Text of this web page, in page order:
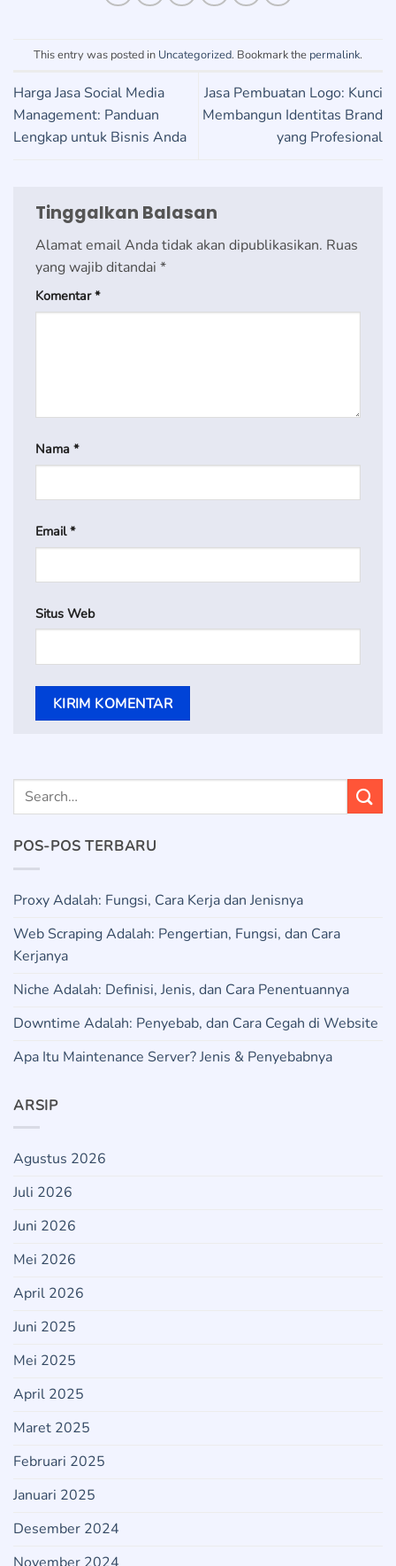
This entry was posted in Uncategorized. Bookmark the permalink.
Harga Jasa Social Media
Management: Panduan
Lengkap untuk Bisnis Anda
Jasa Pembuatan Logo: Kunci
Membangun Identitas Brand
yang Profesional
Tinggalkan Balasan
Alamat email Anda tidak akan dipublikasikan. Ruas
yang wajib ditandai *
Komentar*
Nama *
Email*
Situs Web
POS-POS TERBARU
Proxy Adalah: Fungsi, Cara Kerja dan Jenisnya
Web Scraping Adalah: Pengertian, Fungsi, dan Cara
Kerjanya
Niche Adalah: Definisi, Jenis, dan Cara Penentuannya
Downtime Adalah: Penyebab, dan Cara Cegah di Website
Apa Itu Maintenance Server? Jenis & Penyebabnya
ARSIP
Agustus 2026
Juli 2026
Juni 2026
Mei 2026
April 2026
Juni 2025
Mei 2025
April 2025
Maret 2025
Februari 2025
Januari 2025
Desember 2024